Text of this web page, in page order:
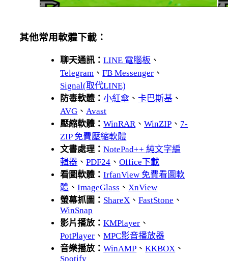
其他常用軟體下載：
聊天通訊：LINE 電腦板 、
Telegram 、FB Messenger 、
Signal(取代LINE)
防毒軟體：小紅傘 、卡巴斯基 、
AVG 、 Avast
壓縮軟體：WinRAR 、WinZIP 、 7-
ZIP 免費壓縮軟體
文書處理：NotePad++ 純文字編
輯器 、PDF24 、Office下載
看圖軟體：IrfanView 免費看圖軟
體 、ImageGlass 、 XnView
螢幕抓圖： ShareX 、FastStone 、
WinSnap
影片播放：KMPlayer 、
PotPlayer 、MPC影音播放器
音樂播放：WinAMP 、KKBOX 、
Spotify